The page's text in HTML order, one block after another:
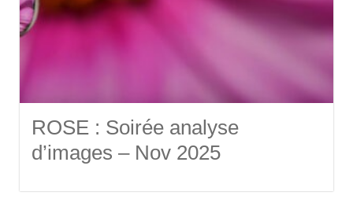
ROSE : Soirée analyse
d’images – Nov 2025